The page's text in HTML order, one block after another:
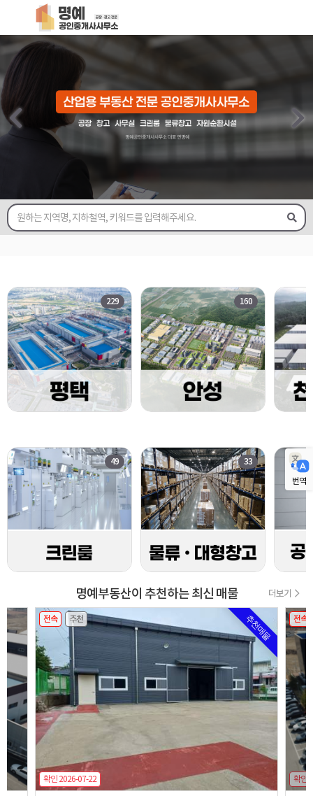
229 160
49 33
명예부동산이 추천하는 최신 매물 더보기
추천매물
전속 추천
확인 2026-07-22
전속
확인
번역